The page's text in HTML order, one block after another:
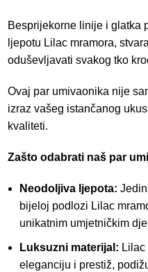
Besprijekorne linije i glatka
ljepotu Lilac mramora,
oduševljavati svakog tko
Ovaj par umivaonika nije
izraz vašeg istančanog
kvaliteti.
Zašto odabrati naš par
Neodoljiva ljepota:
bijeloj podlozi Lilac
unikatnim umjetničkim
Luksuzni materijal:
eleganciju i prestiž,